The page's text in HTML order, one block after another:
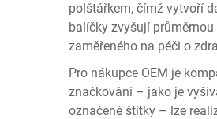
polštářkem, čímž vytvoří
balíčky zvyšují
zaměřeného na péči o
Pro nákupce OEM je
značkování – jako je
označené štítky – lze